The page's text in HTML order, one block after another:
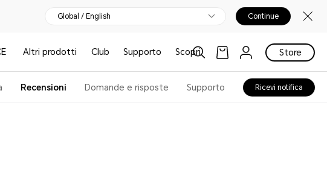
Global / English Continue
Altri prodotti Club Supporto Scopri Store
Recensioni Domande e risposte Supporto Ricevi notifica